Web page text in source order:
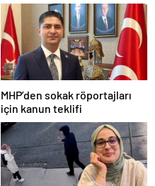
Adan: Kan ve kin devri
kapanmıştır
MHP’den sokak röportajları
için kanun teklifi